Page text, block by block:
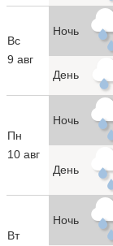
Вс
9 авг
Ночь
День
Пн
10 авг
Ночь
День
Вт
Ночь